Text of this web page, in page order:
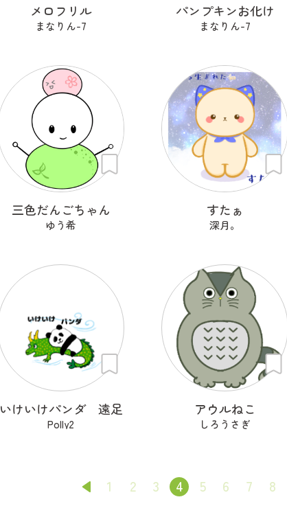
メロフリル
まなりん-7
パンプキンお化け
まなりん-7
三色だんごちゃん
ゆう希
すたぁ
深月。
いけいけパンダ 遠足
Polly2
アウルねこ
しろうさぎ
1 2 3 4 5 6 7 8